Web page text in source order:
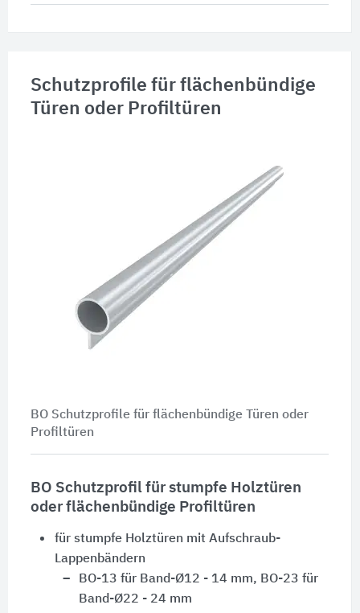
Schutzprofile für flächenbündige
Türen oder Profiltüren
BO Schutzprofile für flächenbündige Türen oder
Profiltüren
BO Schutzprofil für stumpfe Holztüren
oder flächenbündige Profiltüren
für stumpfe Holztüren mit Aufschraub-
Lappenbändern
BO-13 für Band-Ø12 - 14 mm, BO-23 für
Band-Ø22 - 24 mm